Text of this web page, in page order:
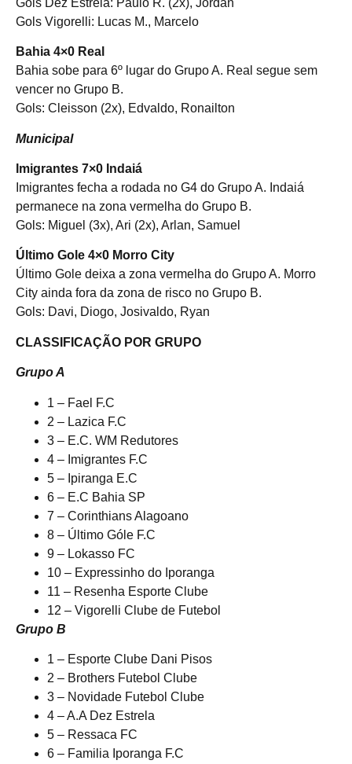
Gols Dez Estrela: Paulo R. (2x), Jordan
Gols Vigorelli: Lucas M., Marcelo
Bahia 4×0 Real
Bahia sobe para 6º lugar do Grupo A. Real segue sem
vencer no Grupo B.
Gols: Cleisson (2x), Edvaldo, Ronailton
Municipal
Imigrantes 7×0 Indaiá
Imigrantes fecha a rodada no G4 do Grupo A. Indaiá
permanece na zona vermelha do Grupo B.
Gols: Miguel (3x), Ari (2x), Arlan, Samuel
Último Gole 4×0 Morro City
Último Gole deixa a zona vermelha do Grupo A. Morro
City ainda fora da zona de risco no Grupo B.
Gols: Davi, Diogo, Josivaldo, Ryan
CLASSIFICAÇÃO POR GRUPO
Grupo A
1 – Fael F.C
2 – Lazica F.C
3 – E.C. WM Redutores
4 – Imigrantes F.C
5 – Ipiranga E.C
6 – E.C Bahia SP
7 – Corinthians Alagoano
8 – Último Góle F.C
9 – Lokasso FC
10 – Expressinho do Iporanga
11 – Resenha Esporte Clube
12 – Vigorelli Clube de Futebol
Grupo B
1 – Esporte Clube Dani Pisos
2 – Brothers Futebol Clube
3 – Novidade Futebol Clube
4 – A.A Dez Estrela
5 – Ressaca FC
6 – Familia Iporanga F.C